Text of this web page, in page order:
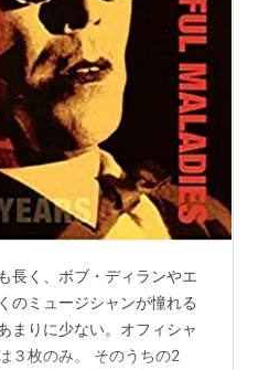
長く、ボブ・ディランやエ
のミュージシャンが憧れる
まりに少ない。オフィシャ
３枚のみ。 そのうちの2